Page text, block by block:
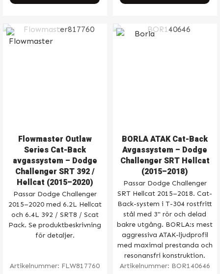
Flowmaster Outlaw
Series Cat-Back
avgassystem – Dodge
Challenger SRT 392 /
Hellcat (2015–2020)
Passar Dodge Challenger
2015–2020 med 6.2L Hellcat
och 6.4L 392 / SRT8 / Scat
Pack. Se produktbeskrivning
för detaljer.
Artikelnummer: FLW817760
BORLA ATAK Cat-Back
Avgassystem – Dodge
Challenger SRT Hellcat
(2015–2018)
Passar Dodge Challenger
SRT Hellcat 2015–2018. Cat-
Back-system i T-304 rostfritt
stål med 3" rör och delad
bakre utgång. BORLA:s mest
aggressiva ATAK-ljudprofil
med maximal prestanda och
resonansfri konstruktion.
Artikelnummer: BOR140646